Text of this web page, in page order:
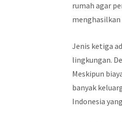
rumah agar
menghasilkan
Jenis ketiga
lingkungan.
Meskipun
banyak
Indonesia